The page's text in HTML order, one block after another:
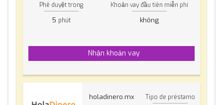
Phê duyệt trong
5 phút
Khoản vay đầu tiên miễn phí
không
Nhận khoản vay
holadinero.mx Tipo de préstamo